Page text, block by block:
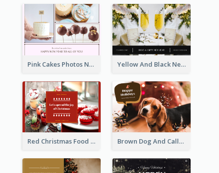
Pink Cakes Photos New Year Postcard Yellow And Black New Year photos Postcard
Red Christmas Food Photos Postcard Brown Dog And Callout Christmas Postcard